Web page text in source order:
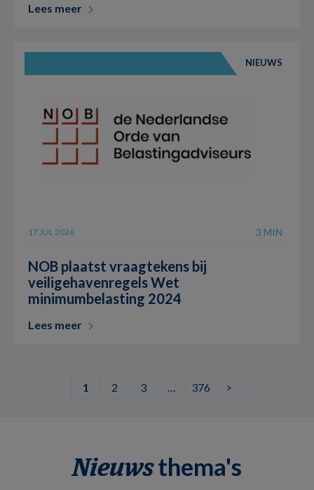
Lees meer
NIEUWS
17 JUL 2026 3 MIN
NOB plaatst vraagtekens bij
veiligehavenregels Wet
minimumbelasting 2024
Lees meer
1 2 3 … 376 >
Nieuwsthema's